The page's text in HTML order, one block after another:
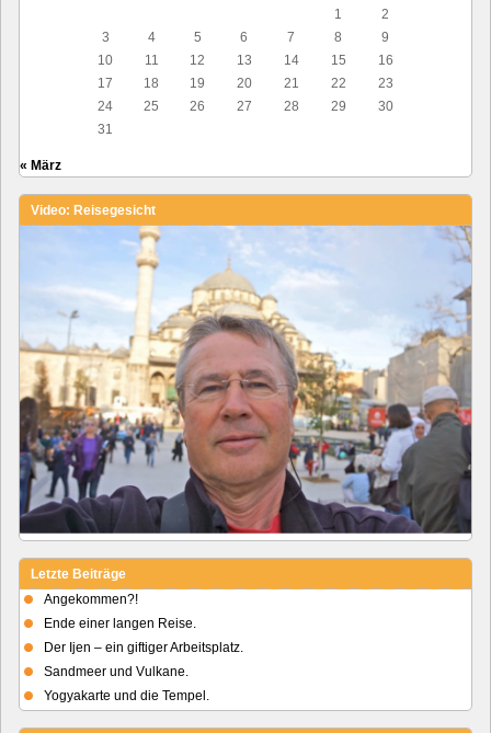
1
2
3
4 5 6 7 8
9
10
11 12 13 14 15
16
17
18 19 20 21 22
23
24
25 26 27 28 29
30
31
« März
Video: Reisegesicht
Letzte Beiträge
Angekommen?!
Ende einer langen Reise.
Der Ijen – ein giftiger Arbeitsplatz.
Sandmeer und Vulkane.
Yogyakarte und die Tempel.